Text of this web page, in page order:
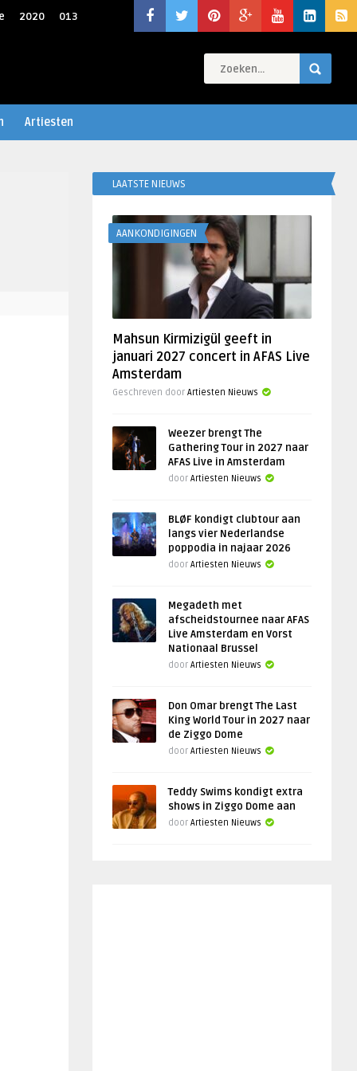
2020 013
Artiesten
LAATSTE NIEUWS
AANKONDIGINGEN
Mahsun Kirmizigül geeft in
januari 2027 concert in AFAS Live
Amsterdam
Geschreven door Artiesten Nieuws
Weezer brengt The
Gathering Tour in 2027 naar
AFAS Live in Amsterdam
door Artiesten Nieuws
BLØF kondigt clubtour aan
langs vier Nederlandse
poppodia in najaar 2026
door Artiesten Nieuws
Megadeth met
afscheidstournee naar AFAS
Live Amsterdam en Vorst
Nationaal Brussel
door Artiesten Nieuws
Don Omar brengt The Last
King World Tour in 2027 naar
de Ziggo Dome
door Artiesten Nieuws
Teddy Swims kondigt extra
shows in Ziggo Dome aan
door Artiesten Nieuws